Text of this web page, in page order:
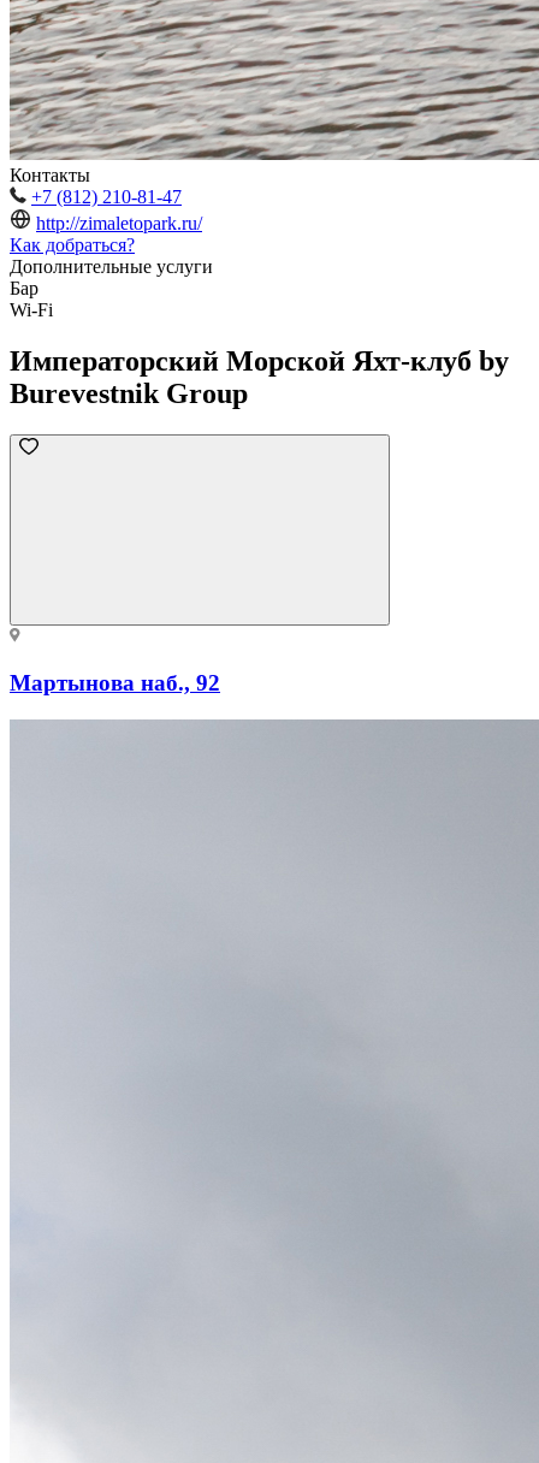
Контакты
+7 (812) 210-81-47
http://zimaletopark.ru/
Как добраться?
Дополнительные услуги
Бар
Wi-Fi
Императорский Морской Яхт-клуб by
Burevestnik Group
Мартынова наб., 92